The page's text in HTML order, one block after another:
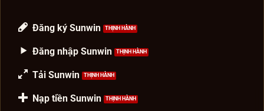
Đăng ký Sunwin
Đăng nhập Sunwin
Tải Sunwin
Nạp tiền Sunwin